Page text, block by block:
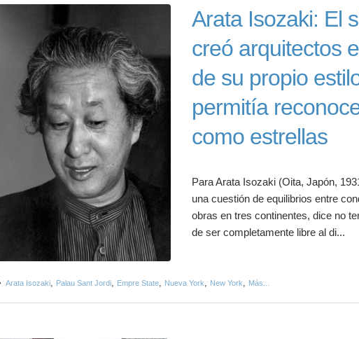
Arata Isozaki: El
creó arquitectos
de su propio
permitía
como estrellas
Para Arata Isozaki (Oita, Japón,
una cuestión de equilibrios entre
obras en tres continentes, dice no
de ser completamente libre al di...
Arata Isozaki Palau Sant Jordi Empre State Nueva York New York Más...